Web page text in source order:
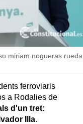
miriam nogueras rueda
ferroviaris
a Rodalies de
d'un tret:
Illa.